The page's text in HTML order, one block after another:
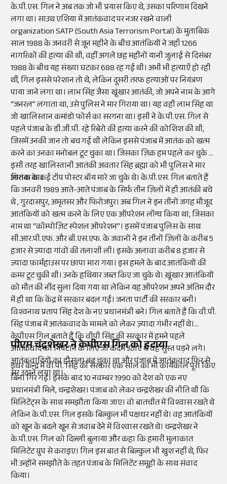
के.पी.एस. गिल ने अब तक जो भी प्रयास किए थे, उसका परिणाम दिखने
लगा था। साउथ एशिया में आतंकवाद पर नजर रखने वाली
organization SATP (South Asia Terrorism Portal) के मुताबिक
साल 1988 के जनवरी से जून महीने के बीच आतंकियों ने जहाँ 1266
नागरिकों की हत्या की थी, वहीं अगले छह महीनों यानी जुलाई से दिसंबर
1988 के बीच यह संख्या घटकर 688 रह गई थी। अभी भी हत्याएँ हो रही
थीं, गिल इससे परेशान तो थे, लेकिन दूसरी तरफ हत्याओं पर नियंत्रण
पाया जाने लगा था। लाभ सिंह जैसा खूंखार आतंकी, जो अपने नाम के आगे
“जनरल” लगाता था, उसे पुलिस ने मार गिराया था। यह वही लाभ सिंह था
जो खालिस्तान कमांडो फोर्स का सरगना था। इसी ने के.पी.एस. गिल से
पहले पंजाब के डी.जी.पी. रहे रिबेरो की हत्या करने की कोशिश की थी,
जिसमें उनकी जान तो बच गई थी लेकिन इससे पंजाब में आतंक को खत्म
करने का उनका मनोबल टूट चुका था। जिसका ज़िक्र हम पहले कर चुके हैं।
इसी तरह खालिस्तानी आतंकी अवतार सिंह ब्रह्मा को भी पुलिस ने मार
गिराया था।
आतंक के कई टॉप पोस्टर बॉय मारे जा चुके थे। के.पी.एस. गिल बताते हैं
कि जनवरी 1989 आते-आते पंजाब के सिर्फ तीन ज़िलों में ही आतंकी बचे
थे , गुरदासपुर, अमृतसर और फिरोजपुर। अब गिल ने इन तीनों जगह मौजूद
आतंकियों को खत्म करने के लिए एक ऑपरेशन लॉन्च किया था, जिसका
नाम था “कॉम्पोज़िट स्पेशल ऑपरेशन”। इसमें पंजाब पुलिस के साथ
सी.आर.पी.एफ. और बी.एस.एफ. के जवानों ने इन तीनों ज़िलों के करीब 5
हजार से ज्यादा गांवों की तलाशी ली। इसके अलावा करीब 8 हजार से
ज्यादा फ़ार्महाउस पर छापा मारा गया। इस हमले के बाद आतंकियों की
कमर टूट चुकी थी। उनके हथियार जब्त किए जा चुके थे। ख़ूंखार आतंकियों
को मौत की नींद सुला दिया गया था लेकिन यह ऑपरेशन अपने अंतिम दौर
में ही था कि केंद्र में सरकार बदल गई। जनता पार्टी की सरकार बनी।
विश्वनाथ प्रताप सिंह देश के नए प्रधानमंत्री बने। गिल बताते हैं कि वी.पी.
सिंह पंजाब में आतंकवाद के मामले को लेकर ज़्यादा गंभीर नहीं थे।
केपीएस गिल बताते हैं कि वीपी सिंह की सरकार में हमने पहले
आतंकवाद को निपटाने के लिए जो कदम उठाए थे वह सुस्त पड़ने लगे।
आतंकवादियों का हौसला बढ़ चुका था और पंजाब में आतंकवाद फिर से
सर उठाने लगा था।
पीएम चंद्रशेखर ने केपीएस गिल को हटाया
इधर केन्द्र में वी.पी. सिंह की सरकार एक साल का भी कार्यकाल पूरा किए
बिना गिर गई। इसके बाद 10 नवम्बर 1990 को देश को एक नए
प्रधानमंत्री मिले, चन्द्रशेखर। पंजाब को लेकर चन्द्रशेखर की नीति थी कि
मिलिटेंट्स के साथ समझौता किया जाए। वो बातचीत में विश्वास रखते थे
लेकिन के.पी.एस. गिल इसके बिल्कुल भी पक्षधर नहीं थे। वह आतंकियों
को खून के बदले खून से जवाब देने में विश्वास रखते थे। चन्द्रशेखर ने
के.पी.एस. गिल को दिल्ली बुलाया और कहा कि हमारी मुलाकात
मिलिटेंट ग्रुप से कराइए। गिल इस बात से बिल्कुल भी खुश नहीं थे, फिर
भी उन्होंने समझौते के तहत पंजाब के मिलिटेंट समूहों के साथ संवाद
किया।